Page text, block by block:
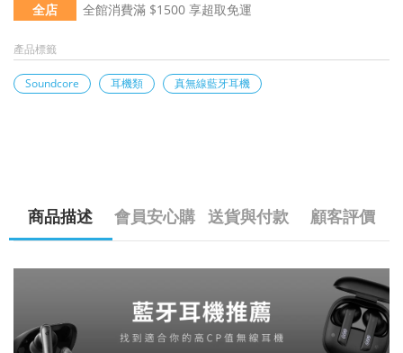
全店
全館消費滿 $1500 享超取免運
產品標籤
Soundcore 耳機類 真無線藍牙耳機
商品描述 會員安心購 送貨與付款 顧客評價